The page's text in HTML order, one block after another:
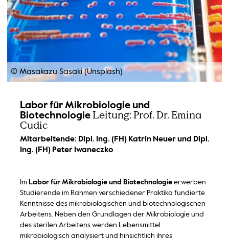
© Masakazu Sasaki (Unsplash)
Labor für Mikrobiologie und
Biotechnologie Leitung: Prof. Dr. Emina
Cudic
Mitarbeitende: Dipl. Ing. (FH) Katrin Neuer und Dipl.
Ing. (FH) Peter Iwaneczko
Im Labor für Mikrobiologie und Biotechnologieerwerben
Studierende im Rahmen verschiedener Praktika fundierte
Kenntnisse des mikrobiologischen und biotechnologischen
Arbeitens. Neben den Grundlagen der Mikrobiologie und
des sterilen Arbeitens werden Lebensmittel
mikrobiologisch analysiert und hinsichtlich ihres